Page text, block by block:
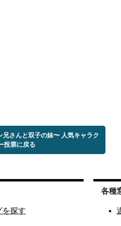
さんと双子の妹〜 人気キャラク
投票に戻る
を探す
各種